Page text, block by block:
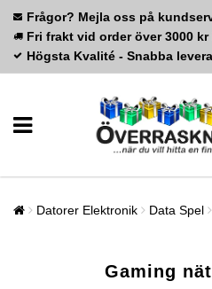
Frågor? Mejla oss på
Fri frakt vid order över 3000
Högsta Kvalité - Snabba
Datorer Elektronik Data Spel
Gaming